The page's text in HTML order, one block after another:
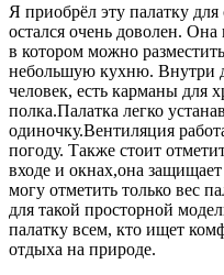
Я приобрёл эту палатку
остался очень доволен.
в котором можно
небольшую кухню. Внутри
человек, есть карманы для
полка.Палатка легко
одиночку.Вентиляция
погоду. Также стоит
входе и окнах,она
могу отметить только вес
для такой просторной
палатку всем, кто ищет
отдыха на природе.